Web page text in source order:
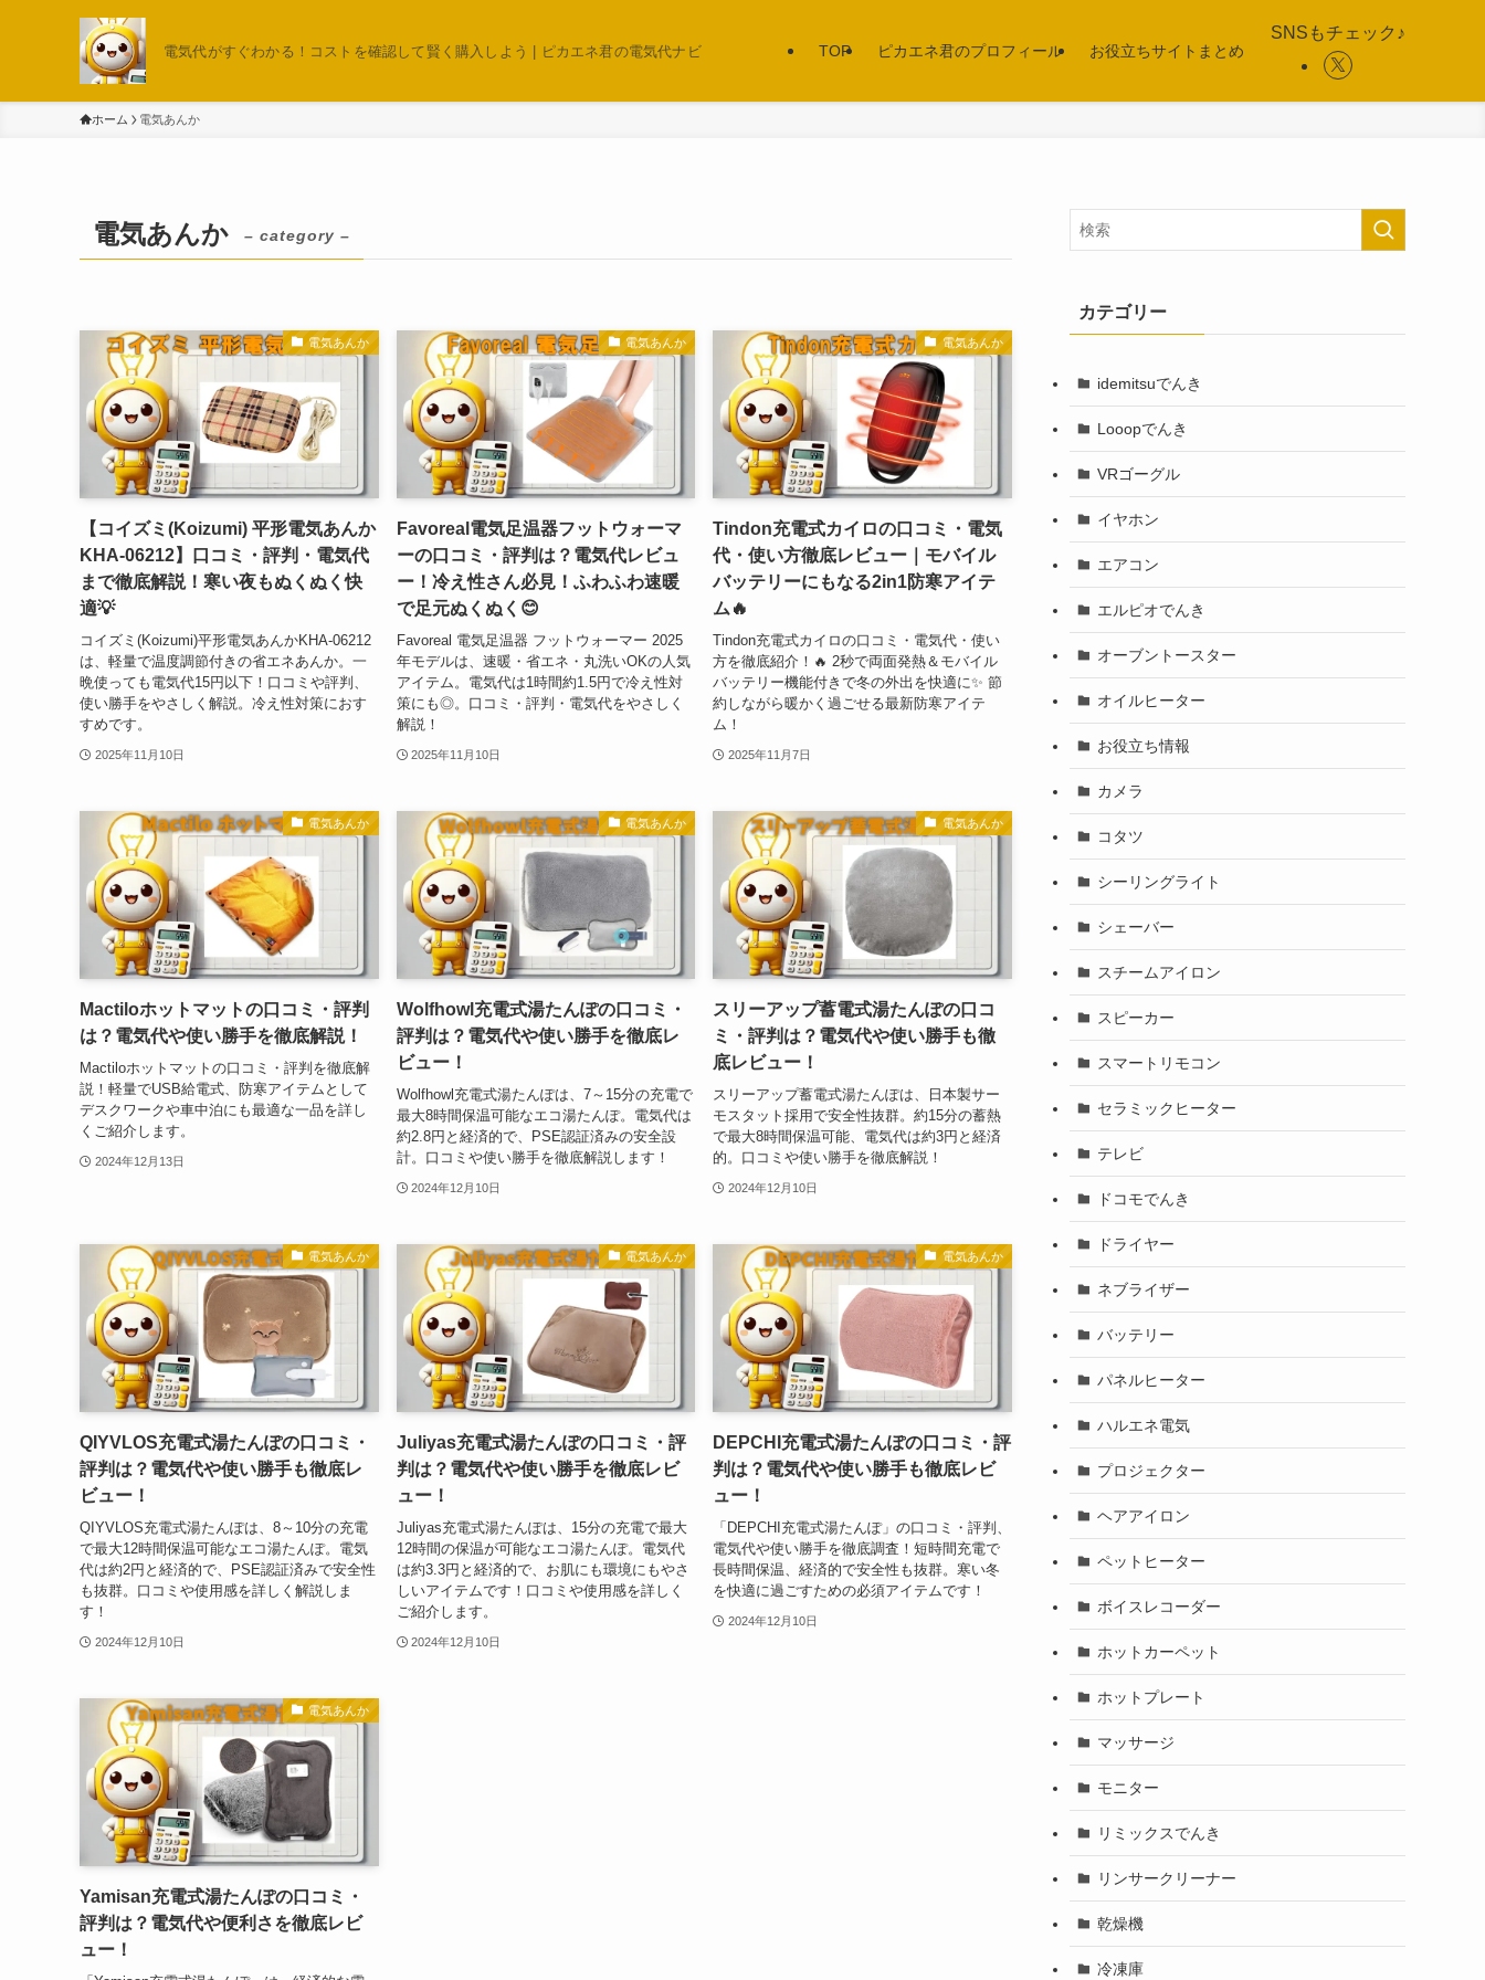
電気代がすぐわかる！コストを確認して賢く購入しよう | ピカエネ君の電気代ナビ TOP ピカエネ君のプロフィール お役立ちサイトまとめ
SNSもチェック♪
ホーム 電気あんか
電気あんか – category –
電気あんか
【コイズミ(Koizumi) 平形電気あんか
KHA-06212】口コミ・評判・電気代
まで徹底解説！寒い夜もぬくぬく快
適💡
コイズミ(Koizumi)平形電気あんかKHA-06212
は、軽量で温度調節付きの省エネあんか。一
晩使っても電気代15円以下！口コミや評判、
使い勝手をやさしく解説。冷え性対策におす
すめです。
2025年11月10日
電気あんか
Favoreal電気足温器フットウォーマ
ーの口コミ・評判は？電気代レビュ
ー！冷え性さん必見！ふわふわ速暖
で足元ぬくぬく😊
Favoreal 電気足温器 フットウォーマー 2025
年モデルは、速暖・省エネ・丸洗いOKの人気
アイテム。電気代は1時間約1.5円で冷え性対
策にも◎。口コミ・評判・電気代をやさしく
解説！
2025年11月10日
電気あんか
Tindon充電式カイロの口コミ・電気
代・使い方徹底レビュー｜モバイル
バッテリーにもなる2in1防寒アイテ
ム🔥
Tindon充電式カイロの口コミ・電気代・使い
方を徹底紹介！🔥 2秒で両面発熱＆モバイル
バッテリー機能付きで冬の外出を快適に✨ 節
約しながら暖かく過ごせる最新防寒アイテ
ム！
2025年11月7日
電気あんか
Mactiloホットマットの口コミ・評判
は？電気代や使い勝手を徹底解説！
Mactiloホットマットの口コミ・評判を徹底解
説！軽量でUSB給電式、防寒アイテムとして
デスクワークや車中泊にも最適な一品を詳し
くご紹介します。
2024年12月13日
電気あんか
Wolfhowl充電式湯たんぽの口コミ・
評判は？電気代や使い勝手を徹底レ
ビュー！
Wolfhowl充電式湯たんぽは、7～15分の充電で
最大8時間保温可能なエコ湯たんぽ。電気代は
約2.8円と経済的で、PSE認証済みの安全設
計。口コミや使い勝手を徹底解説します！
2024年12月10日
電気あんか
スリーアップ蓄電式湯たんぽの口コ
ミ・評判は？電気代や使い勝手も徹
底レビュー！
スリーアップ蓄電式湯たんぽは、日本製サー
モスタット採用で安全性抜群。約15分の蓄熱
で最大8時間保温可能、電気代は約3円と経済
的。口コミや使い勝手を徹底解説！
2024年12月10日
電気あんか
QIYVLOS充電式湯たんぽの口コミ・
評判は？電気代や使い勝手も徹底レ
ビュー！
QIYVLOS充電式湯たんぽは、8～10分の充電
で最大12時間保温可能なエコ湯たんぽ。電気
代は約2円と経済的で、PSE認証済みで安全性
も抜群。口コミや使用感を詳しく解説しま
す！
2024年12月10日
電気あんか
Juliyas充電式湯たんぽの口コミ・評
判は？電気代や使い勝手を徹底レビ
ュー！
Juliyas充電式湯たんぽは、15分の充電で最大
12時間の保温が可能なエコ湯たんぽ。電気代
は約3.3円と経済的で、お肌にも環境にもやさ
しいアイテムです！口コミや使用感を詳しく
ご紹介します。
2024年12月10日
電気あんか
DEPCHI充電式湯たんぽの口コミ・評
判は？電気代や使い勝手も徹底レビ
ュー！
「DEPCHI充電式湯たんぽ」の口コミ・評判、
電気代や使い勝手を徹底調査！短時間充電で
長時間保温、経済的で安全性も抜群。寒い冬
を快適に過ごすための必須アイテムです！
2024年12月10日
電気あんか
Yamisan充電式湯たんぽの口コミ・
評判は？電気代や便利さを徹底レビ
ュー！
カテゴリー
idemitsuでんき
Looopでんき
VRゴーグル
イヤホン
エアコン
エルピオでんき
オーブントースター
オイルヒーター
お役立ち情報
カメラ
コタツ
シーリングライト
シェーバー
スチームアイロン
スピーカー
スマートリモコン
セラミックヒーター
テレビ
ドコモでんき
ドライヤー
ネブライザー
バッテリー
パネルヒーター
ハルエネ電気
プロジェクター
ヘアアイロン
ペットヒーター
ボイスレコーダー
ホットカーペット
ホットプレート
マッサージ
モニター
リミックスでんき
リンサークリーナー
乾燥機
冷凍庫